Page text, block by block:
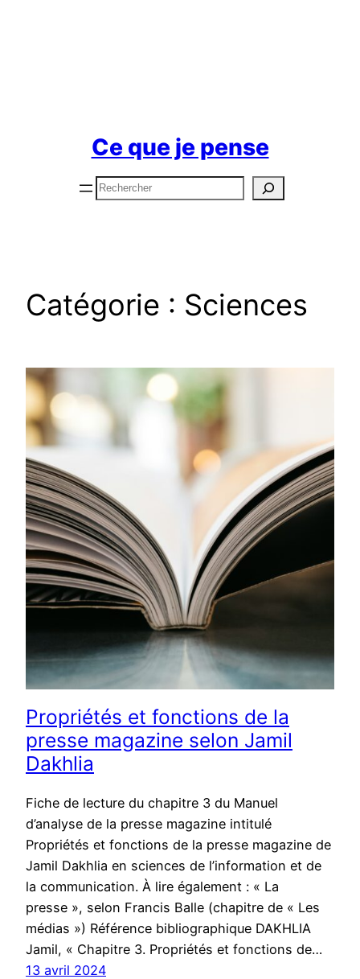
Ce que je pense
Rechercher
Catégorie : Sciences
Propriétés et fonctions de la
presse magazine selon Jamil
Dakhlia
Fiche de lecture du chapitre 3 du Manuel
d’analyse de la presse magazine intitulé
Propriétés et fonctions de la presse magazine de
Jamil Dakhlia en sciences de l’information et de
la communication. À lire également : « La
presse », selon Francis Balle (chapitre de « Les
médias ») Référence bibliographique DAKHLIA
Jamil, « Chapitre 3. Propriétés et fonctions de…
13 avril 2024